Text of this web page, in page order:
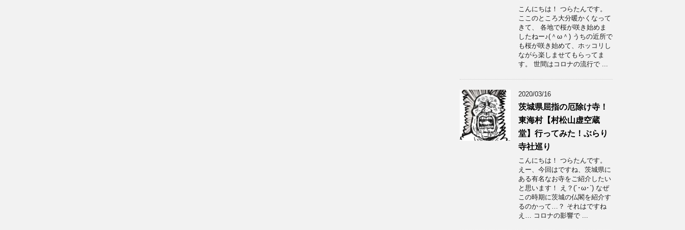
こんにちは！ つらたんです。
ここのところ大分暖かくなって
きて、 各地で桜が咲き始めま
したねー♪(＾ω＾) うちの近所で
も桜が咲き始めて、ホッコリし
ながら楽しませてもらってま
す。 世間はコロナの流行で ...
2020/03/16
茨城県屈指の厄除け寺！
東海村【村松山虚空蔵
堂】行ってみた！ぶらり
寺社巡り
こんにちは！ つらたんです。
えー、今回はですね、茨城県に
ある有名なお寺をご紹介したい
と思います！ え？(´･ω･`) なぜ
この時期に茨城の仏閣を紹介す
るのかって…？ それはですね
え… コロナの影響で ...